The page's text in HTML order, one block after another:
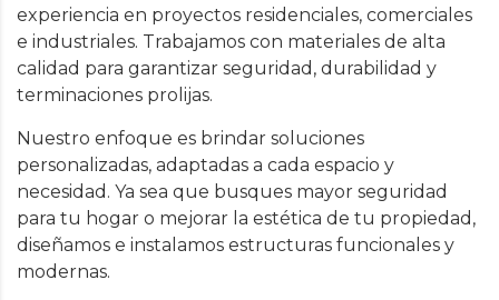
experiencia en proyectos residenciales, comerciales
e industriales. Trabajamos con materiales de alta
calidad para garantizar seguridad, durabilidad y
terminaciones prolijas.
Nuestro enfoque es brindar soluciones
personalizadas, adaptadas a cada espacio y
necesidad. Ya sea que busques mayor seguridad
para tu hogar o mejorar la estética de tu propiedad,
diseñamos e instalamos estructuras funcionales y
modernas.